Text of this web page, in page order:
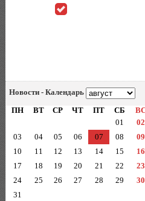
Новости - Календарь
ПН
ВТ СР ЧТ ПТ СБ
01
02
03
04 05 06 07 08
09
10
11 12 13 14 15
16
17
18 19 20 21 22
23
24
25 26 27 28 29
30
31